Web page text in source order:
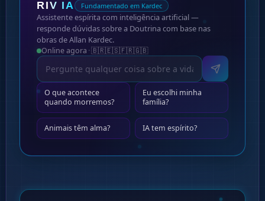
RIV IA Fundamentado em Kardec
Assistente espírita com inteligência artificial —
responde dúvidas sobre a Doutrina com base nas
obras de Allan Kardec.
Online agora ·🇧🇷🇪🇸🇫🇷🇬🇧
O que acontece
quando morremos?
Eu escolhi minha
família?
Animais têm alma? IA tem espírito?